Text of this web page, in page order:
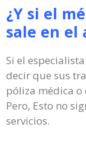
¿Y si el
sale en el
Si el
decir que sus
póliza médica
Pero, Esto no
servicios.